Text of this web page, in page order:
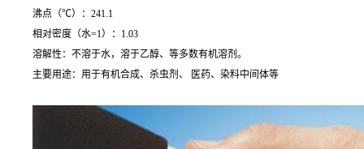
沸点（℃）：241.1
相对密度（水=1）：1.03
溶解性：不溶于水，溶于乙醇、等多数有机溶剂。
主要用途：用于有机合成、杀虫剂、 医药、染料中间体等